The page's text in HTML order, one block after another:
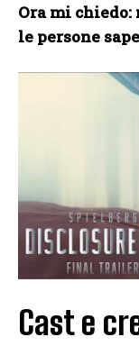
Ora mi
le persone
Cast e